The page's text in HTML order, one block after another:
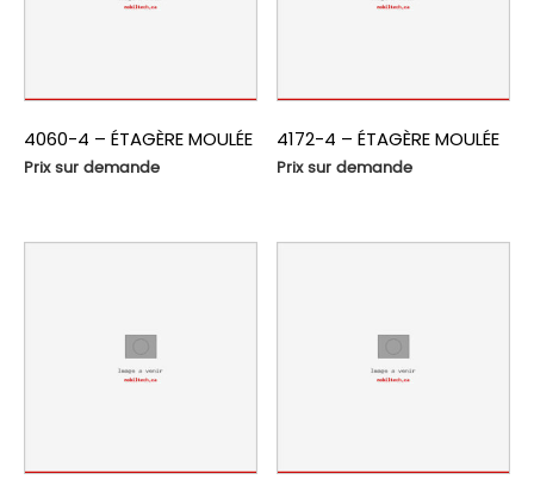
4060-4 – ÉTAGÈRE MOULÉE
Prix sur demande
4172-4 – ÉTAGÈRE MOULÉE
Prix sur demande